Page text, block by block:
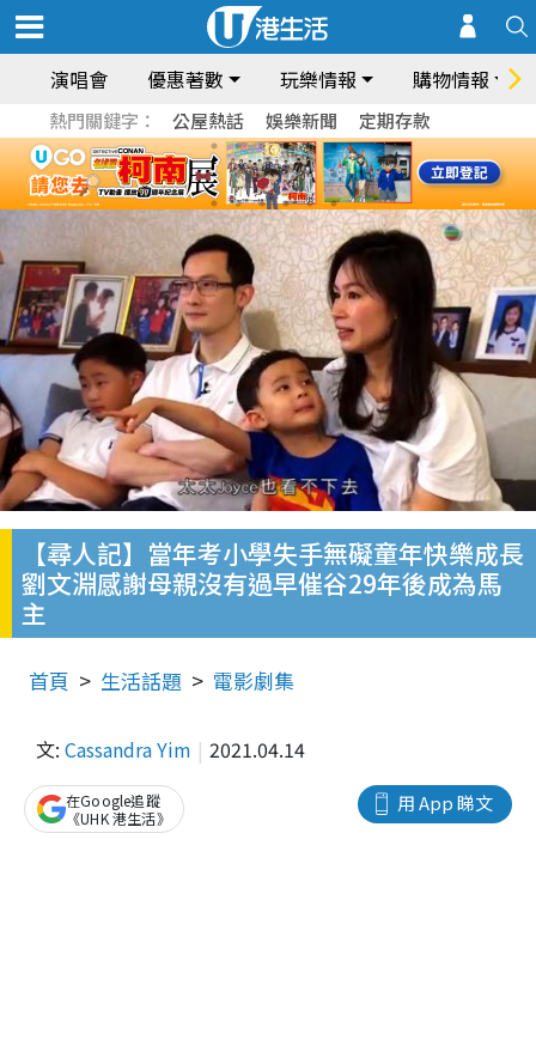
演唱會 優惠著數 玩樂情報 購物情報
熱門關鍵字： 公屋熱話 娛樂新聞 定期存款
【尋人記】當年考小學失手無礙童年快樂成長
劉文淵感謝母親沒有過早催谷29年後成為馬
主
首頁 生活話題 電影劇集
文: Cassandra Yim 2021.04.14
用 App 睇文
在Google追蹤
《UHK 港生活》